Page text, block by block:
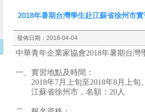
2018年暑期台灣學生赴江蘇省徐州市
發佈日期： 2018-04-04
中華青年企業家協會2018年暑期台灣
一、 實習地點及時間：
2018年7月上旬至2018年8月上旬。
江蘇省徐州市，名額：20 人